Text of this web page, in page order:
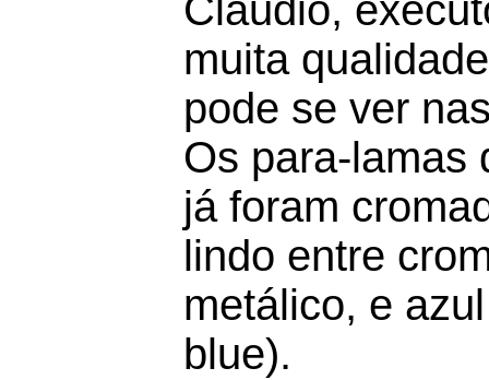
Cláudio,
muita
pode se ver
Os para-lamas
já foram
lindo entre
metálico, e
blue).